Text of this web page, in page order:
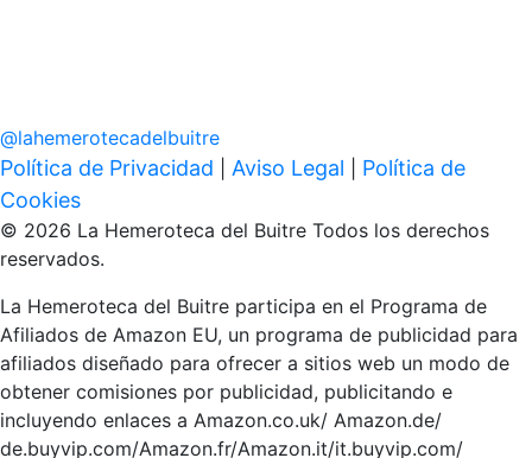
@lahemerotecadelbuitre
Política de Privacidad Aviso Legal
Política de
Cookies
© 2026 La Hemeroteca del Buitre Todos los derechos
reservados.
La Hemeroteca del Buitre participa en el Programa de
Afiliados de Amazon EU, un programa de publicidad para
afiliados diseñado para ofrecer a sitios web un modo de
obtener comisiones por publicidad, publicitando e
incluyendo enlaces a Amazon.co.uk/ Amazon.de/
de.buyvip.com/Amazon.fr/Amazon.it/it.buyvip.com/